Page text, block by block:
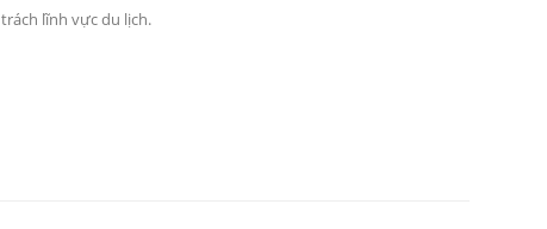
trách lĩnh vực du lịch.